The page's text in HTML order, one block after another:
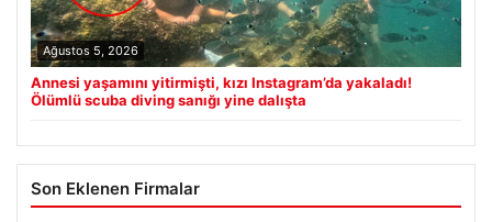
Ağustos 5, 2026
Annesi yaşamını yitirmişti, kızı Instagram’da yakaladı!
Ölümlü scuba diving sanığı yine dalışta
Son Eklenen Firmalar